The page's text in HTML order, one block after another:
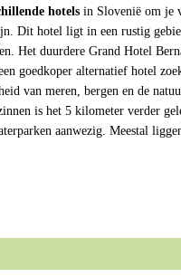
hotels in Slovenië om je
Dit hotel ligt in een rustig
Het duurdere Grand Hotel
goedkoper alternatief hotel
van meren, bergen en de
is het 5 kilometer verder
aanwezig. Meestal